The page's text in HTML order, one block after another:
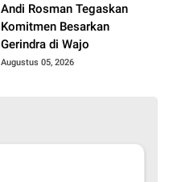
Andi Rosman Tegaskan
Komitmen Besarkan
Gerindra di Wajo
Augustus 05, 2026